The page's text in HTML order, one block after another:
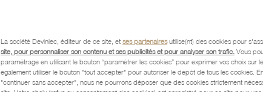
Référence :
La société Devinlec, éditeur de ce site, et ses partenairesutilise(nt) des cookies pour
site, pour personnaliser son contenu et ses publicités et pour analyser son trafic. Vous
paramétrage en utilisant le bouton “paramétrer les cookies” pour exprimer vos choix sur
également utiliser le bouton "tout accepter" pour autoriser le dépôt de tous les cookies.
"continuer sans accepter", nous ne pourrons déposer que des cookies strictement